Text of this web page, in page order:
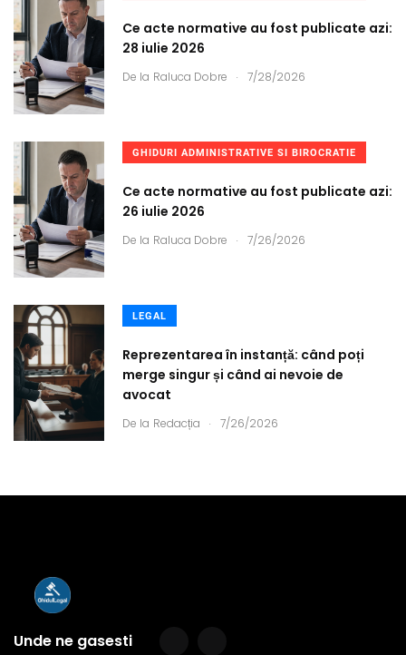
Ce acte normative au fost publicate azi:
28 iulie 2026
De la Raluca Dobre . 7/28/2026
GHIDURI ADMINISTRATIVE SI BIROCRATIE
Ce acte normative au fost publicate azi:
26 iulie 2026
De la Raluca Dobre . 7/26/2026
LEGAL
Reprezentarea în instanță: când poți
merge singur și când ai nevoie de
avocat
De la Redacția . 7/26/2026
Unde ne gasesti